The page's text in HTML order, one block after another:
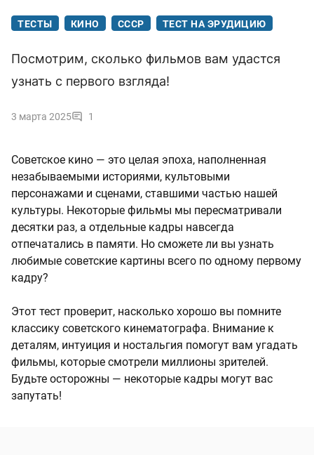
ТЕСТЫ КИНО СССР ТЕСТ НА ЭРУДИЦИЮ
Посмотрим, сколько фильмов вам удастся
узнать с первого взгляда!
3 марта 2025 1
Советское кино — это целая эпоха, наполненная
незабываемыми историями, культовыми
персонажами и сценами, ставшими частью нашей
культуры. Некоторые фильмы мы пересматривали
десятки раз, а отдельные кадры навсегда
отпечатались в памяти. Но сможете ли вы узнать
любимые советские картины всего по одному первому
кадру?
Этот тест проверит, насколько хорошо вы помните
классику советского кинематографа. Внимание к
деталям, интуиция и ностальгия помогут вам угадать
фильмы, которые смотрели миллионы зрителей.
Будьте осторожны — некоторые кадры могут вас
запутать!